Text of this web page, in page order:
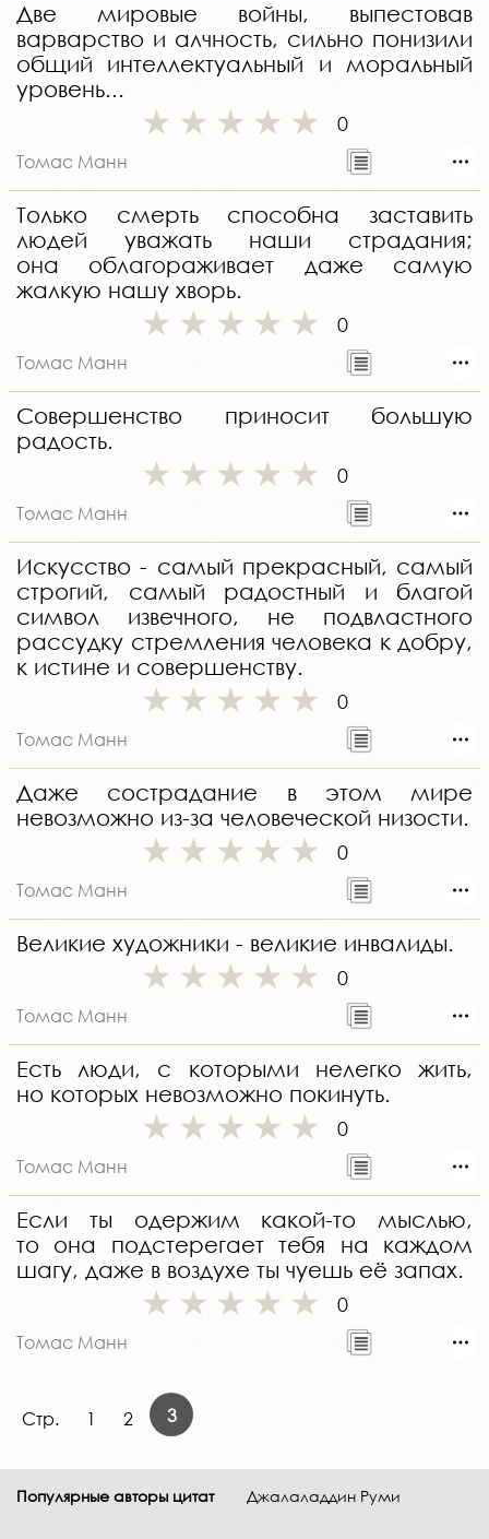
Две мировые войны, выпестовав
варварство и алчность, сильно понизили
общий интеллектуальный и моральный
уровень...
0
Томас Манн
Только смерть способна заставить
людей уважать наши страдания;
она облагораживает даже самую
жалкую нашу хворь.
0
Томас Манн
Совершенство приносит большую
радость.
0
Томас Манн
Искусство - самый прекрасный, самый
строгий, самый радостный и благой
символ извечного, не подвластного
рассудку стремления человека к добру,
к истине и совершенству.
0
Томас Манн
Даже сострадание в этом мире
невозможно из-за человеческой низости.
0
Томас Манн
Великие художники - великие инвалиды.
0
Томас Манн
Есть люди, с которыми нелегко жить,
но которых невозможно покинуть.
0
Томас Манн
Если ты одержим какой-то мыслью,
то она подстерегает тебя на каждом
шагу, даже в воздухе ты чуешь её запах.
0
Томас Манн
Стр. 1 2 3
Популярные авторы цитат Джалаладдин Руми